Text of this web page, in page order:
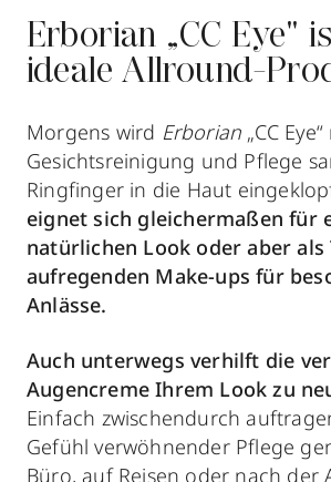
Erborian „CC Eye"
ideale Allround-
Morgens wird Erborian „CC
Gesichtsreinigung und Pflege
Ringfinger in die Haut
eignet sich gleichermaßen für
natürlichen Look oder aber als
aufregenden Make-ups für
Anlässe.
Auch unterwegs verhilft die
Augencreme Ihrem Look zu
Einfach zwischendurch
Gefühl verwöhnender Pflege
Büro, auf Reisen oder nach der